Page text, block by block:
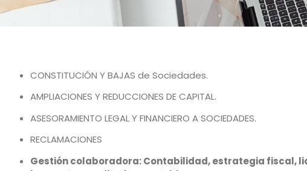
CONSTITUCIÓN Y BAJAS de Sociedades.
AMPLIACIONES Y REDUCCIONES DE CAPITAL.
ASESORAMIENTO LEGAL Y FINANCIERO A SOCIEDADES.
RECLAMACIONES
Gestión colaboradora: Contabilidad, estrategia fiscal,